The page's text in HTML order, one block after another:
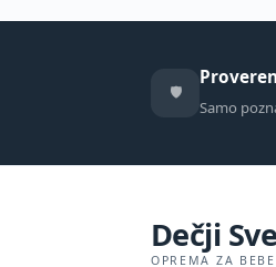
🛡️
Samo
Dečji
OPREMA ZA